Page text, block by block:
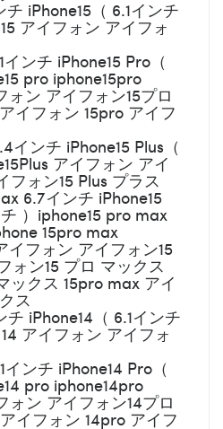
チ iPhone15（ 6.1インチ
アイフォン アイフォ
インチ iPhone15 Pro（
pro iphone15pro
ン アイフォン15プロ
イフォン 15pro アイフ
インチ iPhone15 Plus（
アイフォン アイ
フォン15 Plus プラス
6.7インチ iPhone15
）iphone15 pro max
15pro max
イフォン アイフォン15
ォン15 プロ マックス
ックス 15pro max アイ
ス
チ iPhone14（ 6.1インチ
アイフォン アイフォ
インチ iPhone14 Pro（
pro iphone14pro
ォン アイフォン14プロ
イフォン 14pro アイフ